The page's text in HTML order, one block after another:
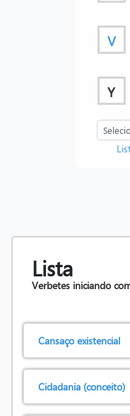
V
Y
Lista
Verbetes iniciando
Cansaço existencial
Cidadania (conceito)